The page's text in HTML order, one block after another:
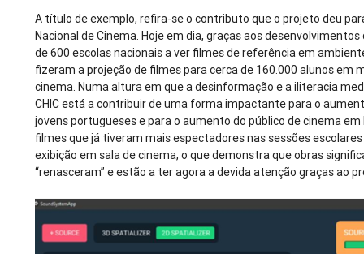
A título de exemplo, refira-se o contributo que o projeto deu
Nacional de Cinema. Hoje em dia, graças aos
de 600 escolas nacionais a ver filmes de referência em
fizeram a projeção de filmes para cerca de 160.000 alunos em
cinema. Numa altura em que a desinformação e a iliteracia
CHIC está a contribuir de uma forma impactante para o
jovens portugueses e para o aumento do público de cinema
filmes que já tiveram mais espectadores nas sessões
exibição em sala de cinema, o que demonstra que obras
“renasceram” e estão a ter agora a devida atenção graças ao